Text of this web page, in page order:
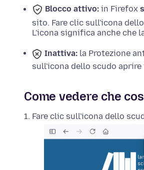
Blocco attivo: in Firefox
sito. Fare clic sull'icona
L'icona significa anche che
Inattiva: la Protezione
sull'icona dello scudo
Come vedere che
Fare clic sull'icona dello